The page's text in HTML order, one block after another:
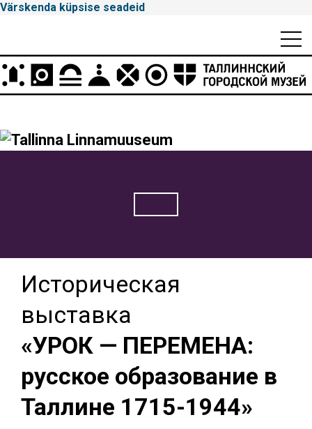
Värskenda küpsise seadeid
Peamenüü
Историческая
выставка
«УРОК — ПЕРЕМЕНА:
русское образование в
Таллине 1715-1944»